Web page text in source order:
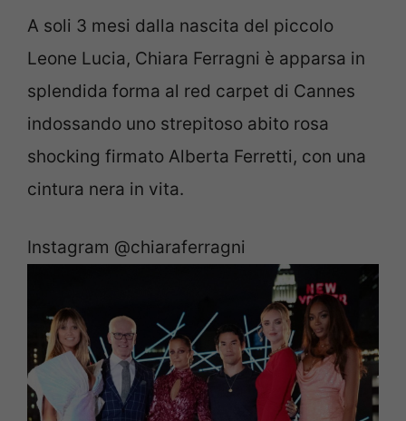
A soli 3 mesi dalla nascita del piccolo
Leone Lucia, Chiara Ferragni è apparsa in
splendida forma al red carpet di Cannes
indossando uno strepitoso abito rosa
shocking firmato Alberta Ferretti, con una
cintura nera in vita.
Instagram @chiaraferragni